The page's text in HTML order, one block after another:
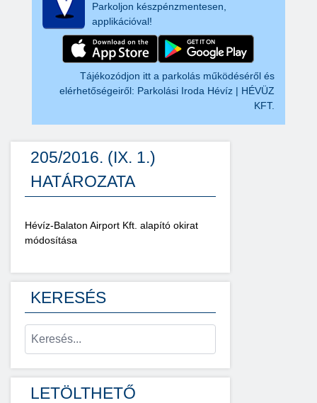
Parkoljon készpénzmentesen,
applikációval!
Tájékozódjon itt a parkolás működéséről és
elérhetőségeiről: Parkolási Iroda Hévíz | HÉVÜZ
KFT.
205/2016. (IX. 1.)
HATÁROZATA
Hévíz-Balaton Airport Kft. alapító okirat
módosítása
KERESÉS
LETÖLTHETŐ